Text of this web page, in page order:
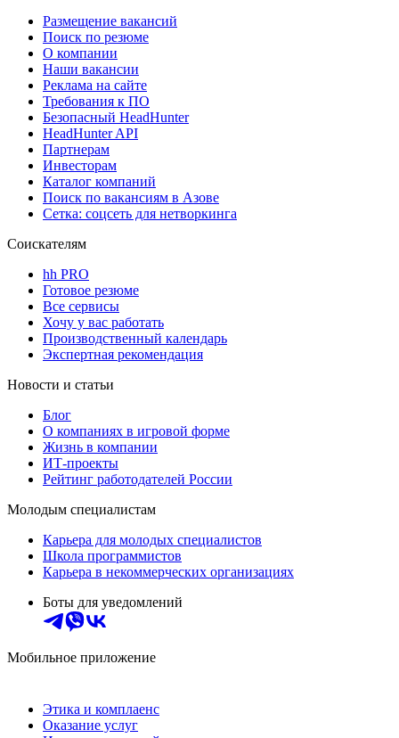
Размещение вакансий
Поиск по резюме
О компании
Наши вакансии
Реклама на сайте
Требования к ПО
Безопасный HeadHunter
HeadHunter API
Партнерам
Инвесторам
Каталог компаний
Поиск по вакансиям в Азове
Сетка: соцсеть для нетворкинга
Соискателям
hh PRO
Готовое резюме
Все сервисы
Хочу у вас работать
Производственный календарь
Экспертная рекомендация
Новости и статьи
Блог
О компаниях в игровой форме
Жизнь в компании
ИТ-проекты
Рейтинг работодателей России
Молодым специалистам
Карьера для молодых специалистов
Школа программистов
Карьера в некоммерческих организациях
Боты для уведомлений
Мобильное приложение
Этика и комплаенс
Оказание услуг